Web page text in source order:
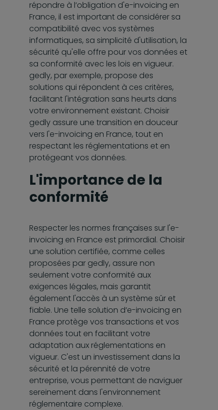
répondre à l’obligation d'e-invoicing en
France, il est important de considérer sa
compatibilité avec vos systèmes
informatiques, sa simplicité d'utilisation, la
sécurité qu'elle offre pour vos données et
sa conformité avec les lois en vigueur.
gedly, par exemple, propose des
solutions qui répondent à ces critères,
facilitant l'intégration sans heurts dans
votre environnement existant. Choisir
gedly assure une transition en douceur
vers l'e-invoicing en France, tout en
respectant les réglementations et en
protégeant vos données.
L'importance de la
conformité
Respecter les normes françaises sur l'e-
invoicing en France est primordial. Choisir
une solution certifiée, comme celles
proposées par gedly, assure non
seulement votre conformité aux
exigences légales, mais garantit
également l'accès à un système sûr et
fiable. Une telle solution d’e-invoicing en
France protège vos transactions et vos
données tout en facilitant votre
adaptation aux réglementations en
vigueur. C'est un investissement dans la
sécurité et la pérennité de votre
entreprise, vous permettant de naviguer
sereinement dans l'environnement
réglementaire complexe.